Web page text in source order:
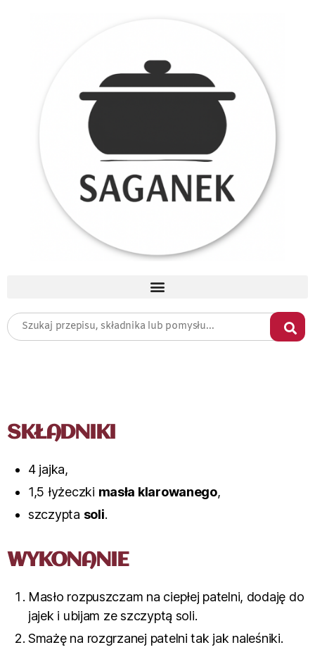
SKŁADNIKI
4 jajka,
1,5 łyżeczki masła klarowanego,
szczypta soli.
WYKONANIE
Masło rozpuszczam na ciepłej patelni, dodaję do
jajek i ubijam ze szczyptą soli.
Smażę na rozgrzanej patelni tak jak naleśniki.